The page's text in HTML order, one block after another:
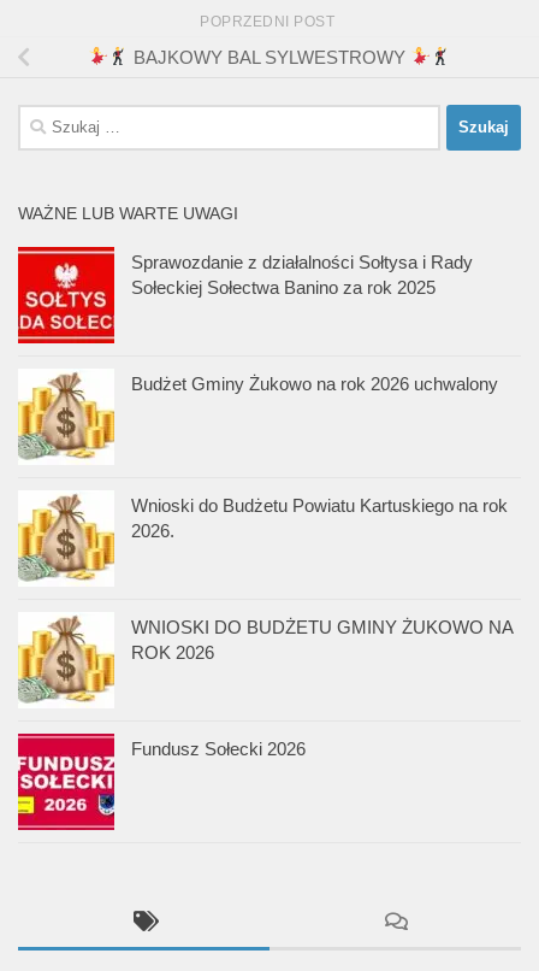
POPRZEDNI POST
BAJKOWY BAL SYLWESTROWY
Szukaj:
WAŻNE LUB WARTE UWAGI
Sprawozdanie z działalności Sołtysa i Rady
Sołeckiej Sołectwa Banino za rok 2025
Budżet Gminy Żukowo na rok 2026 uchwalony
Wnioski do Budżetu Powiatu Kartuskiego na rok
2026.
WNIOSKI DO BUDŻETU GMINY ŻUKOWO NA
ROK 2026
Fundusz Sołecki 2026